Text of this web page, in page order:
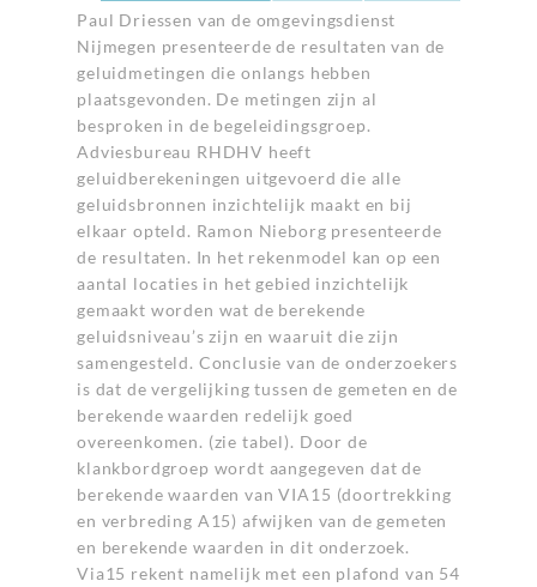
Paul Driessen van de omgevingsdienst
Nijmegen presenteerde de resultaten van de
geluidmetingen die onlangs hebben
plaatsgevonden. De metingen zijn al
besproken in de begeleidingsgroep.
Adviesbureau RHDHV heeft
geluidberekeningen uitgevoerd die alle
geluidsbronnen inzichtelijk maakt en bij
elkaar opteld. Ramon Nieborg presenteerde
de resultaten. In het rekenmodel kan op een
aantal locaties in het gebied inzichtelijk
gemaakt worden wat de berekende
geluidsniveau’s zijn en waaruit die zijn
samengesteld. Conclusie van de onderzoekers
is dat de vergelijking tussen de gemeten en de
berekende waarden redelijk goed
overeenkomen. (zie tabel). Door de
klankbordgroep wordt aangegeven dat de
berekende waarden van VIA15 (doortrekking
en verbreding A15) afwijken van de gemeten
en berekende waarden in dit onderzoek.
Via15 rekent namelijk met een plafond van 54